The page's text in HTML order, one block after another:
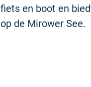
fiets en boot en
op de Mirower See.